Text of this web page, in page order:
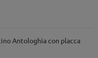
Antologhia con placca